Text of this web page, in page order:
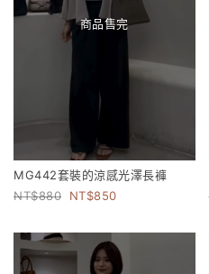
商品售完
MG442套裝的涼感光澤長褲
880
850